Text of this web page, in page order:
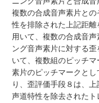
複数の合成音声素片と
性を排除された上記距
用いて、複数の合成音
ング音声素片に対する
いて、複数組のピッチ
素片のピッチマークと
り、歪評価手段８は、
声道特性を除去された